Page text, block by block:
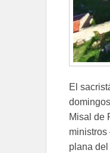
El
Misal de
ministros
plana del